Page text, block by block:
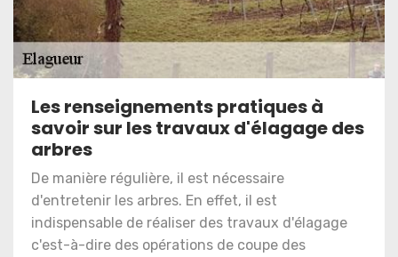
Les renseignements pratiques à
savoir sur les travaux d'élagage des
arbres
De manière régulière, il est nécessaire
d'entretenir les arbres. En effet, il est
indispensable de réaliser des travaux d'élagage
c'est-à-dire des opérations de coupe des